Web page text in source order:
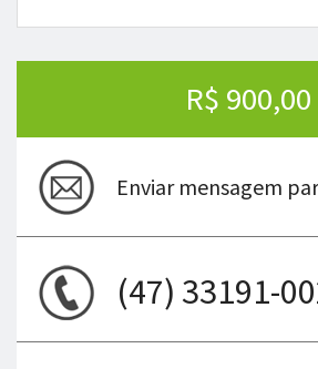
R$ 900,00
Enviar mensagem
(47) 33191-